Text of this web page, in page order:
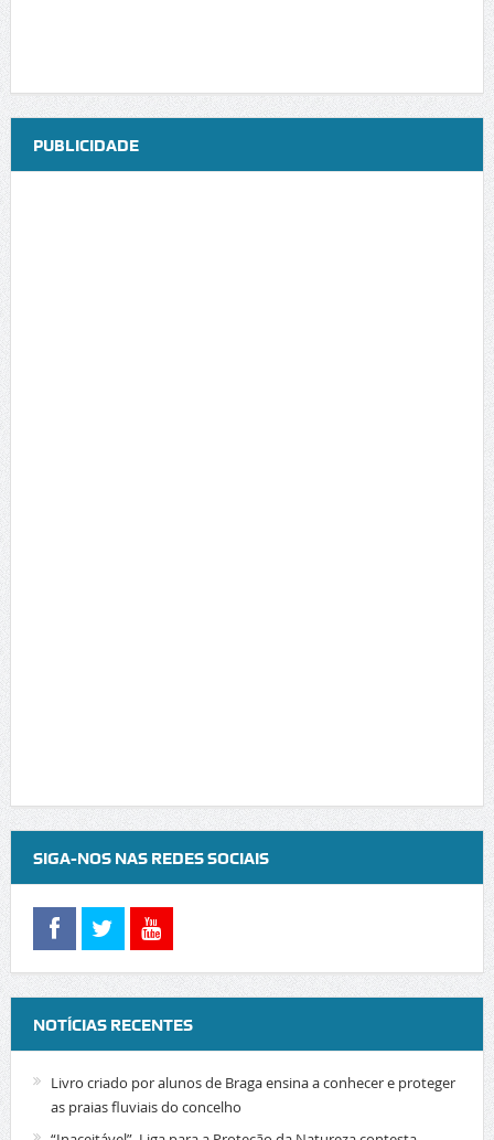
PUBLICIDADE
SIGA-NOS NAS REDES SOCIAIS
NOTÍCIAS RECENTES
Livro criado por alunos de Braga ensina a conhecer e proteger
as praias fluviais do concelho